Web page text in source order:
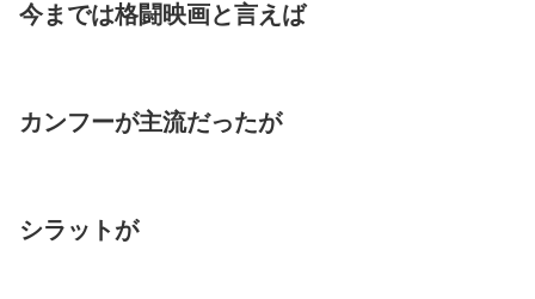
今までは格闘映画と言えば
カンフーが主流だったが
シラットが